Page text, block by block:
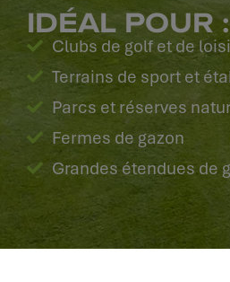
IDÉAL POUR :
Clubs de golf et de
Terrains de sport et
Parcs et réserves
Fermes de gazon
Grandes étendues de